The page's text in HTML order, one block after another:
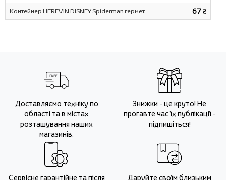
Контейнер HEREVIN DISNEY Spiderman гермет. 67 ₴
Доставляємо техніку по
області та в містах
розташування наших
магазинів.
Знижки - це круто! Не
прогавте час їх публікації -
підпишіться!
Сервісне гарантійне та після Даруйте своїм близьким